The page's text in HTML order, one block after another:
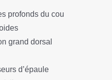
profonds du cou
grand dorsal
d’épaule